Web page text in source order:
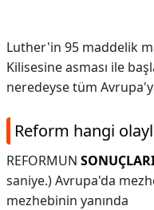
Luther'in 95 maddelik
Kilisesine asması ile
neredeyse tüm
Reform hangi
REFORMUN
saniye.) Avrupa'da
mezhebinin yanında